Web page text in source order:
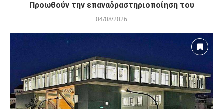
Προωθούν την επαναδραστηριοποίηση του
04/08/2026